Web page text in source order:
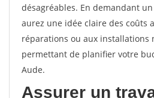
désagréables. En demandant
aurez une idée claire des coûts
réparations ou aux installations
permettant de planifier votre
Aude.
Assurer un